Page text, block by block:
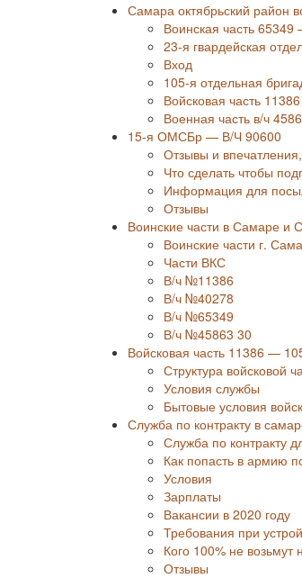
Самара октябрьский район
Воинская часть 65349
23-я гвардейская
Вход
105-я отдельная
Войсковая часть
Военная часть в/ч
15-я ОМСБр — В/Ч 90600
Отзывы и
Что сделать чтобы
Информация для
Отзывы
Воинские части в Самаре и
Воинские части г.
Части ВКС
В/ч №11386
В/ч №40278
В/ч №65349
В/ч №45863 30
Войсковая часть 11386 —
Структура войсковой
Условия службы
Бытовые условия
Служба по контракту в
Служба по контракту
Как попасть в армию
Условия
Зарплаты
Вакансии в 2020 году
Требования при
Кого 100% не возьмут
Отзывы